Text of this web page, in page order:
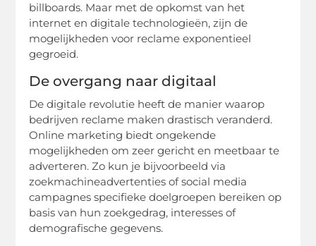
billboards. Maar met de opkomst van het
internet en digitale technologieën, zijn de
mogelijkheden voor reclame exponentieel
gegroeid.
De overgang naar digitaal
De digitale revolutie heeft de manier waarop
bedrijven reclame maken drastisch veranderd.
Online marketing biedt ongekende
mogelijkheden om zeer gericht en meetbaar te
adverteren. Zo kun je bijvoorbeeld via
zoekmachineadvertenties of social media
campagnes specifieke doelgroepen bereiken op
basis van hun zoekgedrag, interesses of
demografische gegevens.